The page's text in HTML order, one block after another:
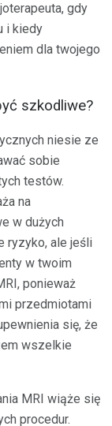
gdy
i kiedy
dla twojego
szkodliwe?
niesie ze
sobie
testów.
na
w dużych
ryzyko, ale jeśli
w twoim
ponieważ
przedmiotami
się, że
wszelkie
MRI wiąże się
procedur.